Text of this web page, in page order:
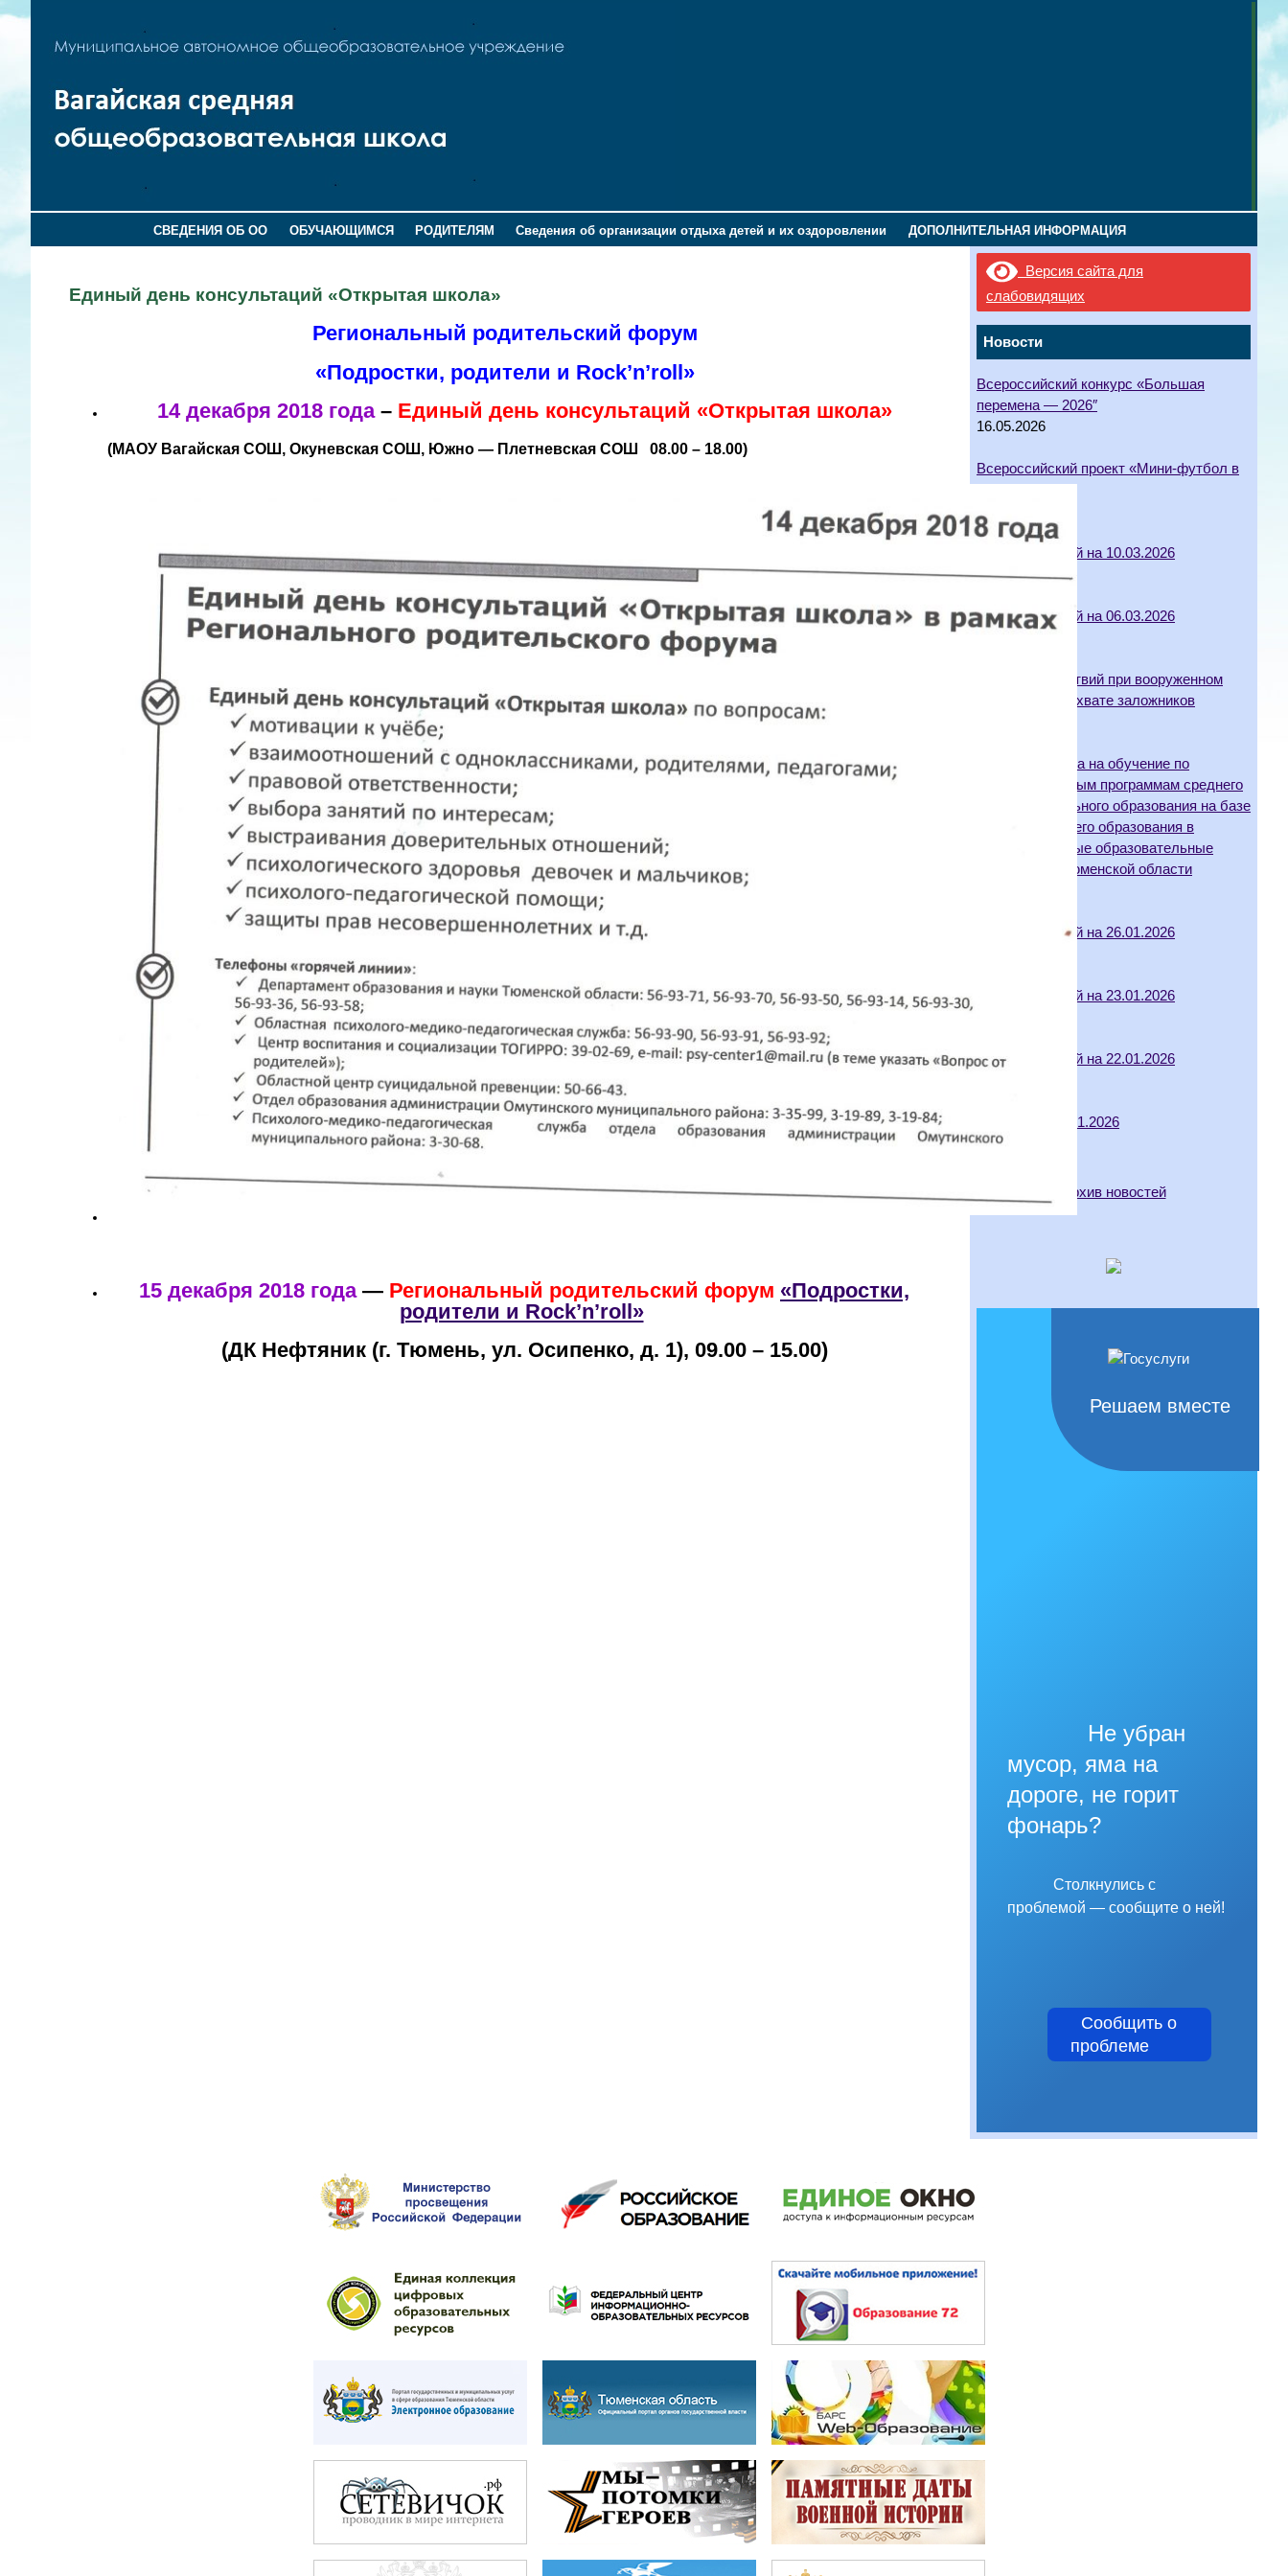
СВЕДЕНИЯ ОБ ОО ОБУЧАЮЩИМСЯ РОДИТЕЛЯМ Сведения об организации отдыха детей и их оздоровлении ДОПОЛНИТЕЛЬНАЯ ИНФОРМАЦИЯ
Версия сайта для
слабовидящих
Новости
Всероссийский конкурс «Большая
перемена — 2026″
16.05.2026
Всероссийский проект «Мини-футбол в
Отмена занятий на 10.03.2026
10.03.2026
Отмена занятий на 06.03.2026
Алгоритм действий при вооруженном
нападении и захвате заложников
Порядок приема на обучение по
образовательным программам среднего
профессионального образования на базе
основного общего образования в
государственные образовательные
организации Тюменской области
Отмена занятий на 26.01.2026
Отмена занятий на 23.01.2026
Отмена занятий на 22.01.2026
Отмена на 21.01.2026
21.01.2026
Архив новостей
Решаем вместе
Не убран
мусор, яма на
дороге, не горит
фонарь?
Столкнулись с
проблемой — сообщите о ней!
Сообщить о
проблеме
Единый день консультаций «Открытая школа»
Региональный родительский форум
«Подростки, родители и Rock’n’roll»
14 декабря 2018 года– Единый день консультаций «Открытая школа»
(МАОУ Вагайская СОШ, Окуневская СОШ, Южно — Плетневская СОШ 08.00 – 18.00)
15 декабря 2018 года— Региональный родительский форум «Подростки,
родители и Rock’n’roll»
(ДК Нефтяник (г. Тюмень, ул. Осипенко, д. 1), 09.00 – 15.00)